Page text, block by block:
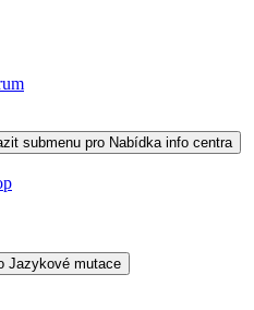
submenu pro Nabídka info centra
Jazykové mutace